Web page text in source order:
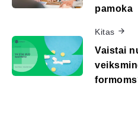
pamoka
Kitas
Vaistai